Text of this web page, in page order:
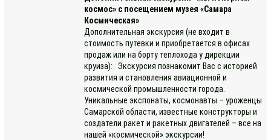
космос» с посещением музея «Самара
Космическая»
Дополнительная экскурсия (не входит в
стоимость путевки и приобретается в офисах
продаж или на борту теплохода у дирекции
круиза): Экскурсия познакомит Вас с историей
развития и становления авиационной и
космической промышленности города.
Уникальные экспонаты, космонавты – уроженцы
Самарской области, известные конструкторы и
создатели ракет и ракетных двигателей – все на
нашей «космической» экскурсии!